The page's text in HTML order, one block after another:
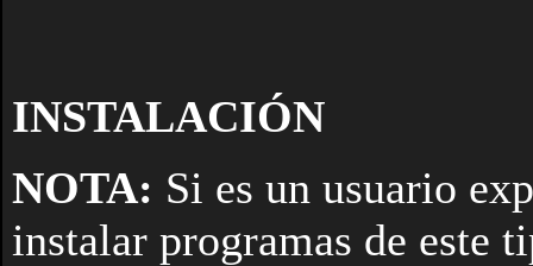
INSTALACIÓN
NOTA: Si es un usuario
instalar programas de este